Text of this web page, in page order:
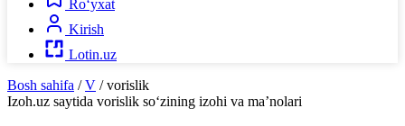
Ro‘yxat
Kirish
Lotin.uz
Bosh sahifa / V / vorislik
Izoh.uz saytida vorislik so‘zining izohi va ma’nolari